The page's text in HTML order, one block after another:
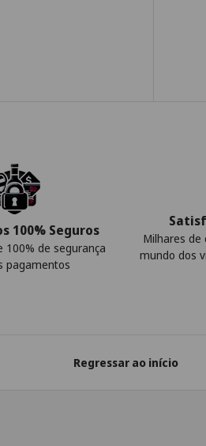
100% Seguros
100% de segurança
pagamentos
Milhares de
mundo dos
Regressar ao início